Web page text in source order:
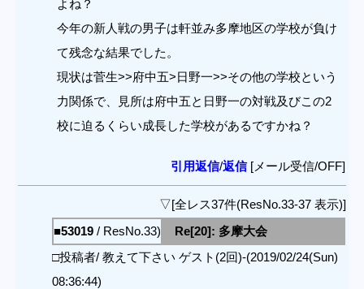
よね？
今年の新人戦の男子は軒並み多摩地区の学校が負け
て残念な結果でした。
現状は菅生>>府中五>日野一>>その他の学校という
力関係で、見所は府中五と日野一の対戦及びこの2
校に迫るくらい成長した学校があるですかね？
引用返信/返信[メール受信/OFF]
▽[全レス37件(ResNo.33-37 表示)]
■53019 / ResNo.33)
Re[20]: 多摩大会
□投稿者/ 教えて下さい ゲスト(2回)-(2019/02/24(Sun)
08:36:44)